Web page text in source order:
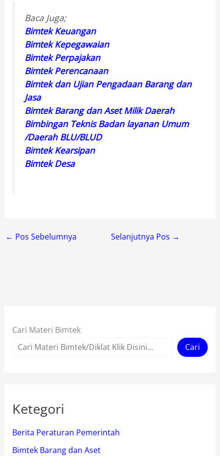
Baca Juga;
Bimtek Keuangan
Bimtek Kepegawaian
Bimtek Perpajakan
Bimtek Perencanaan
Bimtek dan Ujian Pengadaan Barang dan
Jasa
Bimtek Barang dan Aset Milik Daerah
Bimbingan Teknis Badan layanan Umum
/Daerah BLU/BLUD
Bimtek Kearsipan
Bimtek Desa
← Pos Sebelumnya Selanjutnya Pos →
Cari Materi Bimtek
Cari
Ketegori
Berita Peraturan Pemerintah
Bimtek Barang dan Aset